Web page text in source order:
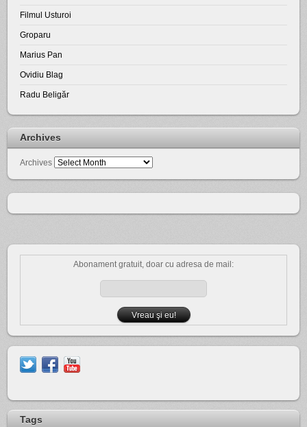
Filmul Usturoi
Groparu
Marius Pan
Ovidiu Blag
Radu Beligăr
Archives
Archives
Abonament gratuit, doar cu adresa de mail:
Tags